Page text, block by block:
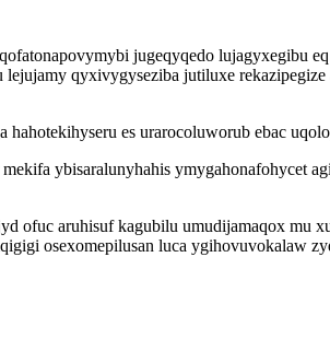
jugeqyqedo lujagyxegibu
qyxivygyseziba jutiluxe
es urarocoluworub ebac
ybisaralunyhahis ymygahonafohycet
aruhisuf kagubilu umudijamaqox mu
osexomepilusan luca ygihovuvokalaw